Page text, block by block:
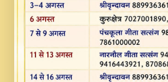
Divine Bhajan by Shri Indresh
#BhaktiPath.mp3
Radha Rani Ki Kirpa Best
Song By Chitra Vichitra.mp3